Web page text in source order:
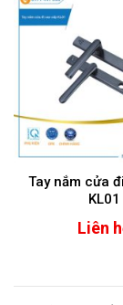
Tay nắm cửa
KL01
Liên